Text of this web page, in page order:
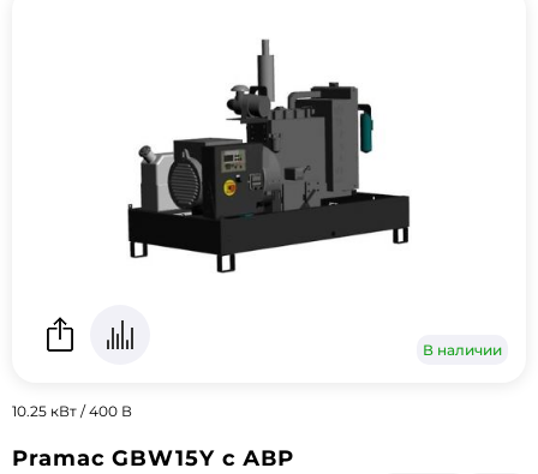
В наличии
10.25 кВт / 400 В
Pramac GBW15Y с АВР